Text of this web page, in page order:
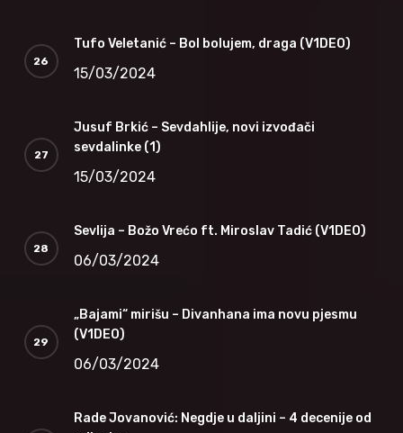
Tufo Veletanić – Bol bolujem, draga (V1DEO)
15/03/2024
Jusuf Brkić – Sevdahlije, novi izvođači
sevdalinke (1)
15/03/2024
Sevlija – Božo Vrećo ft. Miroslav Tadić (V1DEO)
06/03/2024
„Bajami“ mirišu – Divanhana ima novu pjesmu
(V1DEO)
06/03/2024
Rade Jovanović: Negdje u daljini – 4 decenije od